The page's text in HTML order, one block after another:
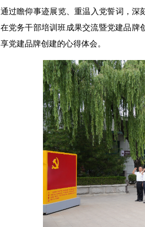
通过瞻仰事迹展览、重温入党誓词，深
在党务干部培训班成果交流暨党建品牌
享党建品牌创建的心得体会。